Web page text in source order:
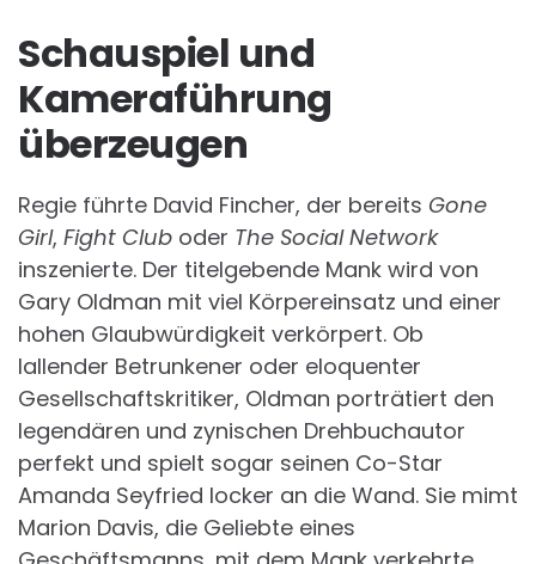
Schauspiel und
Kameraführung
überzeugen
Regie führte David Fincher, der bereits Gone
Girl, Fight Club oder The Social Network
inszenierte. Der titelgebende Mank wird von
Gary Oldman mit viel Körpereinsatz und einer
hohen Glaubwürdigkeit verkörpert. Ob
lallender Betrunkener oder eloquenter
Gesellschaftskritiker, Oldman porträtiert den
legendären und zynischen Drehbuchautor
perfekt und spielt sogar seinen Co-Star
Amanda Seyfried locker an die Wand. Sie mimt
Marion Davis, die Geliebte eines